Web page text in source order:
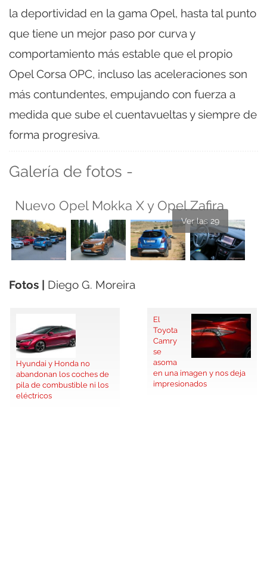
la deportividad en la gama Opel, hasta tal punto
que tiene un mejor paso por curva y
comportamiento más estable que el propio
Opel Corsa OPC, incluso las aceleraciones son
más contundentes, empujando con fuerza a
medida que sube el cuentavueltas y siempre de
forma progresiva.
Galería de fotos -
Nuevo Opel Mokka X y Opel Zafira
Ver las 29
Fotos | Diego G. Moreira
Hyundai y Honda no
abandonan los coches de
pila de combustible ni los
eléctricos
El
Toyota
Camry
se
asoma
en una imagen y nos deja
impresionados